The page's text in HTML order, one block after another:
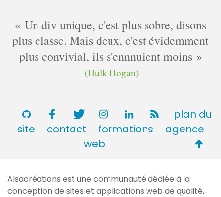
Un div unique, c'est plus sobre, disons
plus classe. Mais deux, c'est évidemment
plus convivial, ils s'ennnuient moins
(Hulk Hogan)
plan du
site
contact formations
agence
web
de
Alsacréations est une communauté dédiée à la
conception de sites et applications web de qualité,